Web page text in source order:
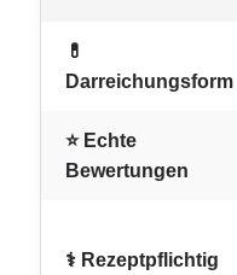
💊
Darreichungsform
⭐ Echte
Bewertungen
⚕️ Rezeptpflichtig